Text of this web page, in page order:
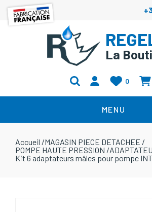
La
0
MENU
Accueil /MAGASIN PIECE DETACHEE /
POMPE HAUTE PRESSION /
Kit 6 adaptateurs mâles pour pompe